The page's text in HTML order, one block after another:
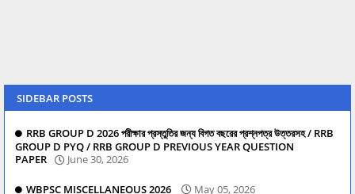
SIDEBAR POSTS
RRB GROUP D 2026 পরীক্ষার প্রস্তুতির জন্য বিগত বছরের প্রশ্নপত্র উত্তরসহ / RRB
GROUP D PYQ / RRB GROUP D PREVIOUS YEAR QUESTION
PAPER
June 30, 2026
WBPSC MISCELLANEOUS 2026 May 05, 2026